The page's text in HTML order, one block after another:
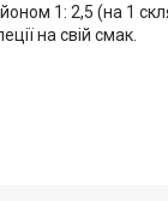
1: 2,5 (на 1
на свій смак.